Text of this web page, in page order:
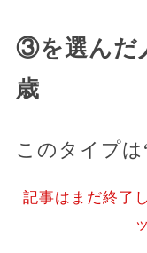
③を選んだ
歳
このタイプは
記事はまだ終了